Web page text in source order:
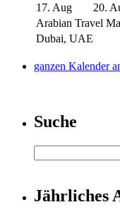
17. Aug
20.
Arabian Travel
Dubai, UAE
ganzen Kalender
Suche
Jährliches